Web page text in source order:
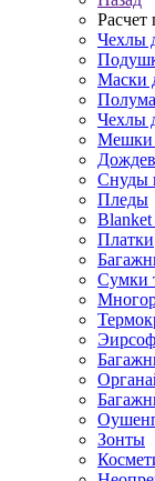
Расчет
Чехлы
Маски
Чехлы
Мешки
Снуды
Пледы
Платки
Сумки
Зонты